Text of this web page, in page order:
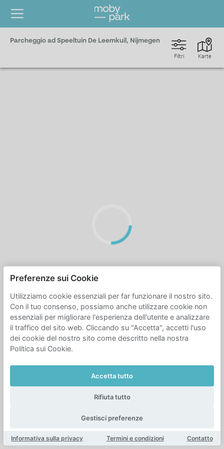
Parcheggio ad Speeltuin De Leemkuil, Nijmegen
Karte
Filtri
Preferenze sui Cookie
Utilizziamo cookie essenziali per far funzionare il nostro sito.
Con il tuo consenso, possiamo anche utilizzare cookie non
essenziali per migliorare l'esperienza dell'utente e analizzare
il traffico del sito web. Cliccando su "Accetta", accetti l'uso
dei cookie del nostro sito come descritto nella nostra
Politica sui Cookie.
Accetta tutto
Rifiuta tutto
Gestisci preferenze
Informativa sulla privacy Termini e condizioni Contatto